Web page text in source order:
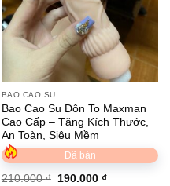
BAO CAO SU
Bao Cao Su Đôn To Maxman
Cao Cấp – Tăng Kích Thước,
An Toàn, Siêu Mềm
Đã bán
210.000₫ 190.000 ₫